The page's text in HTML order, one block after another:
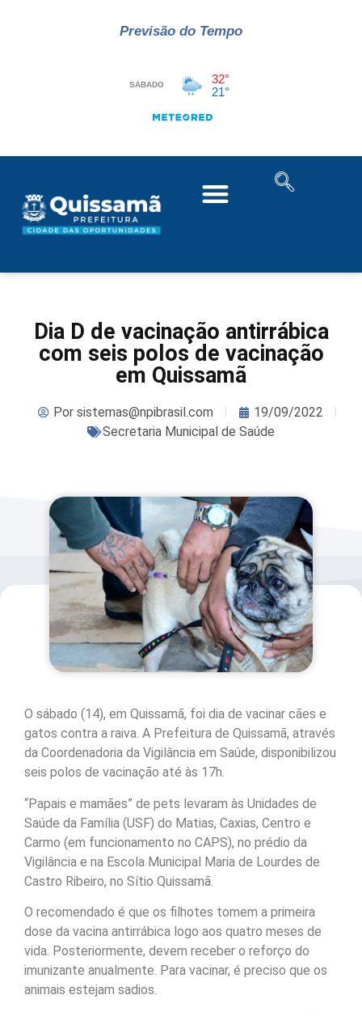
Previsão do Tempo
Dia D de vacinação antirrábica
com seis polos de vacinação
em Quissamã
Por sistemas@npibrasil.com
19/09/2022
Secretaria Municipal de Saúde
O sábado (14), em Quissamã, foi dia de vacinar cães e
gatos contra a raiva. A Prefeitura de Quissamã, através
da Coordenadoria da Vigilância em Saúde, disponibilizou
seis polos de vacinação até às 17h.
“Papais e mamães” de pets levaram às Unidades de
Saúde da Família (USF) do Matias, Caxias, Centro e
Carmo (em funcionamento no CAPS), no prédio da
Vigilância e na Escola Municipal Maria de Lourdes de
Castro Ribeiro, no Sítio Quissamã.
O recomendado é que os filhotes tomem a primeira
dose da vacina antirrábica logo aos quatro meses de
vida. Posteriormente, devem receber o reforço do
imunizante anualmente. Para vacinar, é preciso que os
animais estejam sadios.